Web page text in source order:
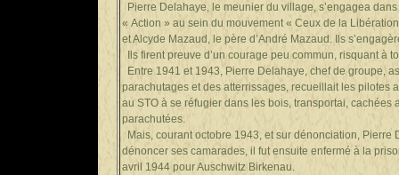
Pierre Delahaye, le meunier du village, s’engagea
« Action » au sein du mouvement « Ceux de la
et Alcyde Mazaud, le père d’André Mazaud. Ils
Ils firent preuve d’un courage peu commun, risquant à
Entre 1941 et 1943, Pierre Delahaye, chef de groupe,
parachutages et des atterrissages, recueillait les pilotes
au STO à se réfugier dans les bois, transportai,
parachutées.
Mais, courant octobre 1943, et sur dénonciation,
dénoncer ses camarades, il fut ensuite enfermé à la
avril 1944 pour Auschwitz Birkenau.